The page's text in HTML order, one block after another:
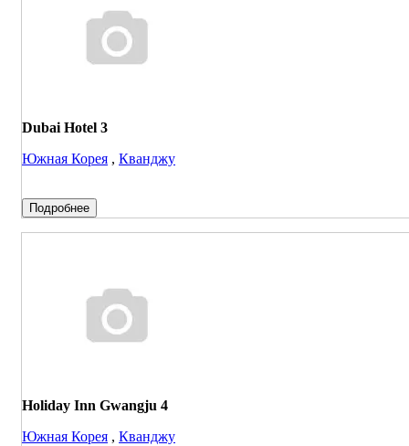
Dubai Hotel 3
Южная Корея , Кванджу
Подробнее
Holiday Inn Gwangju 4
Южная Корея , Кванджу